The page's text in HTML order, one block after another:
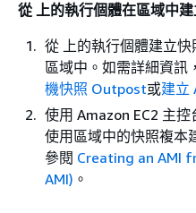
從 上的執行個體在區域中
從 上的執行個體建立
區域中。如需詳細資訊
機快照 Outpost或建立
使用 Amazon EC2 主控
使用區域中的快照複本
參閱 Creating an AMI
AMI) 。